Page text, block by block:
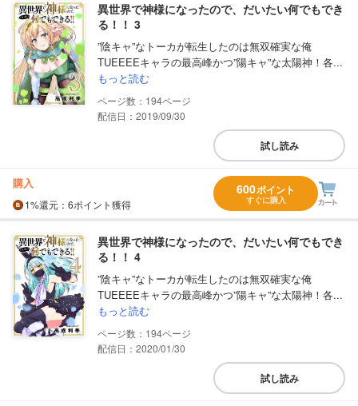
異世界で神様になったので、だいたい何でもでき
る！！ 3
”陰キャ”なトーカが転生したのは無双確実な俺
TUEEEEキャラの最高峰かつ”陽キャ”な太陽神！各...
もっと読む
194
配信日：2019/09/30
試し読み
購入
1%還元 ：6ポイント獲得
600ポイント
すぐに購入
異世界で神様になったので、だいたい何でもでき
る！！ 4
”陰キャ”なトーカが転生したのは無双確実な俺
TUEEEEキャラの最高峰かつ”陽キャ”な太陽神！各...
もっと読む
194
配信日：2020/01/30
試し読み